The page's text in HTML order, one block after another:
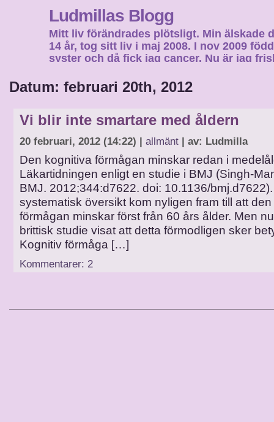
Ludmillas Blogg
Mitt liv förändrades plötsligt. Min älskade
14 år, tog sitt liv i maj 2008. I nov 2009
syster och då fick jag cancer. Nu är jag
Datum: februari 20th, 2012
Vi blir inte smartare med åldern
20 februari, 2012 (14:22) | allmänt | av: Ludmilla
Den kognitiva förmågan minskar redan i
Läkartidningen enligt en studie i BMJ (Singh-
BMJ. 2012;344:d7622. doi: 10.1136/
systematisk översikt kom nyligen fram till att
förmågan minskar först från 60 års ålder. Men
brittisk studie visat att detta förmodligen sker
Kognitiv förmåga […]
Kommentarer: 2